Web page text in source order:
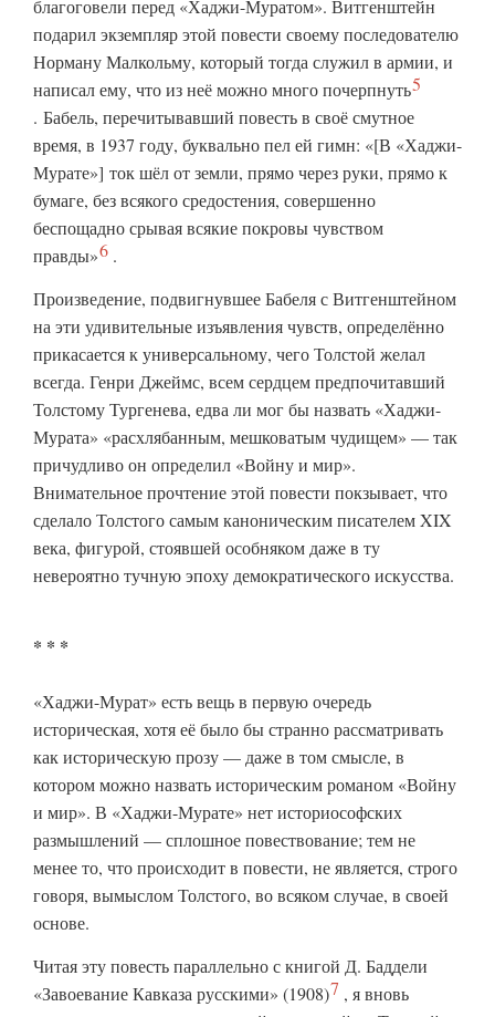
благоговели перед «Хаджи-Муратом». Витгенштейн
подарил экземпляр этой повести своему последователю
Норману Малкольму, который тогда служил в армии, и
написал ему, что из неё можно многопочерпнуть5
. Бабель, перечитывавший повесть в своё смутное
время, в 1937 году, буквально пел ей гимн: «[В «Хаджи-
Мурате»] ток шёл от земли, прямо через руки, прямо к
бумаге, без всякого средостения, совершенно
беспощадно срывая всякие покровы чувством
правды»6 .
Произведение, подвигнувшее Бабеля с Витгенштейном
на эти удивительные изъявления чувств, определённо
прикасается к универсальному, чего Толстой желал
всегда. Генри Джеймс, всем сердцем предпочитавший
Толстому Тургенева, едва ли мог бы назвать «Хаджи-
Мурата» «расхлябанным, мешковатым чудищем» — так
причудливо он определил «Войну и мир».
Внимательное прочтение этой повести покзывает, что
сделало Толстого самым каноническим писателем XIX
века, фигурой, стоявшей особняком даже в ту
невероятно тучную эпоху демократического искусства.
* * *
«Хаджи-Мурат» есть вещь в первую очередь
историческая, хотя её было бы странно рассматривать
как историческую прозу — даже в том смысле, в
котором можно назвать историческим романом «Войну
и мир». В «Хаджи-Мурате» нет историософских
размышлений — сплошное повествование; тем не
менее то, что происходит в повести, не является, строго
говоря, вымыслом Толстого, во всяком случае, в своей
основе.
Читая эту повесть параллельно с книгой Д. Баддели
«Завоевание Кавказа русскими» (1908)7 , я вновь